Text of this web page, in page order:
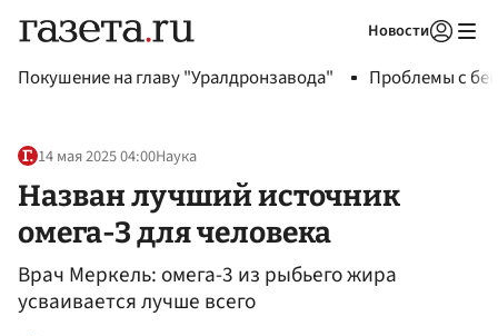
Новости
Покушение на главу "Уралдронзавода" Проблемы с
14 мая 2025 04:00Наука
Назван лучший источник
омега-3 для человека
Врач Меркель: омега-3 из рыбьего жира
усваивается лучше всего